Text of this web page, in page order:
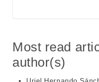
Most read
author(s)